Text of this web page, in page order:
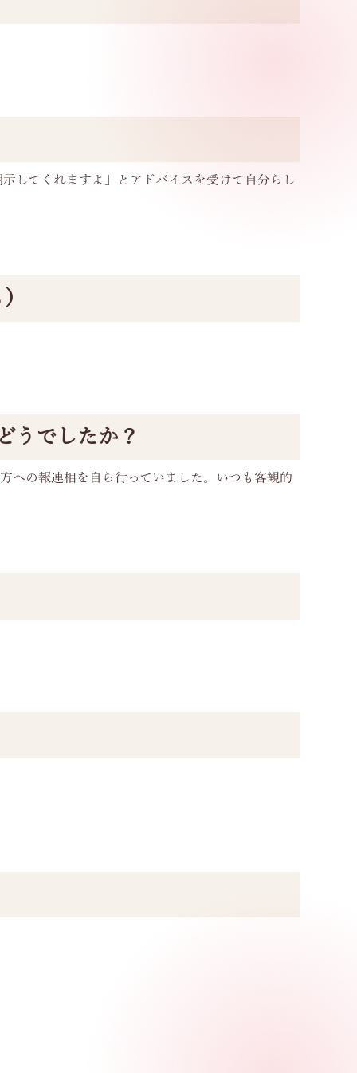
してくれますよ」とアドバイスを受けて自分らし
うでしたか？
への報連相を自ら行っていました。いつも客観的